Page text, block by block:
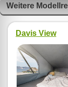
Weitere
Davis View